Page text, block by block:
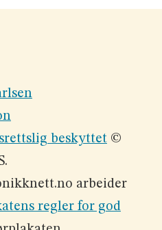
beskyttet©
arbeider
regler for god